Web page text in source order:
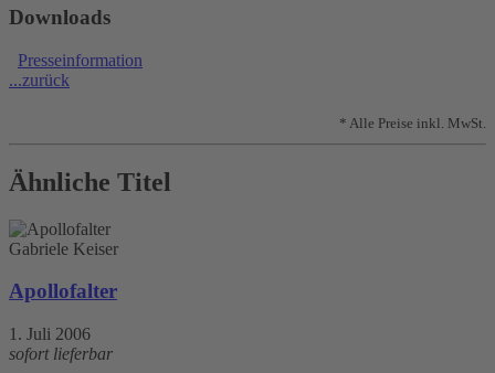
Downloads
Presseinformation
...zurück
* Alle Preise inkl. MwSt.
Ähnliche Titel
Gabriele Keiser
Apollofalter
1. Juli 2006
sofort lieferbar